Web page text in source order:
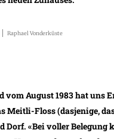
Raphael Vonderküste
vom August 1983 hat uns
Meitli-Floss (dasjenige,
Dorf. «Bei voller Belegung